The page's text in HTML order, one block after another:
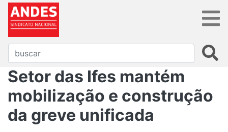
Setor das Ifes mantém
mobilização e construção
da greve unificada